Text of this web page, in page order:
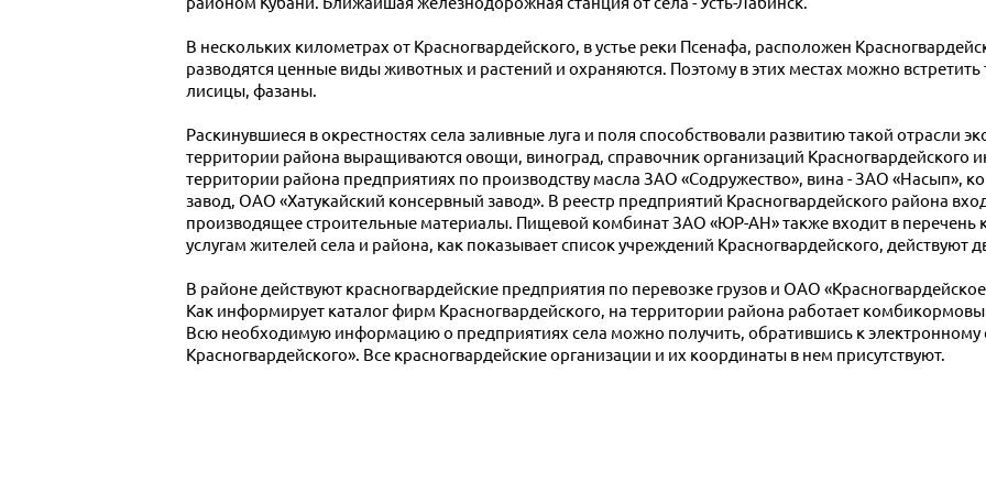
В нескольких километрах от Красногвардейского, в устье реки Псенафа, расположен
разводятся ценные виды животных и растений и охраняются. Поэтому в этих местах можно
лисицы, фазаны.
Раскинувшиеся в окрестностях села заливные луга и поля способствовали развитию такой отрасли
территории района выращиваются овощи, виноград, справочник организаций Красногвардейского
территории района предприятиях по производству масла ЗАО «Содружество», вина - ЗАО «Насып»,
завод, ОАО «Хатукайский консервный завод». В реестр предприятий Красногвардейского района
производящее строительные материалы. Пищевой комбинат ЗАО «ЮР-АН» также входит в перечень
услугам жителей села и района, как показывает список учреждений Красногвардейского, действуют
В районе действуют красногвардейские предприятия по перевозке грузов и ОАО
Как информирует каталог фирм Красногвардейского, на территории района работает
Всю необходимую информацию о предприятиях села можно получить, обратившись к электронному
Красногвардейского». Все красногвардейские организации и их координаты в нем присутствуют.